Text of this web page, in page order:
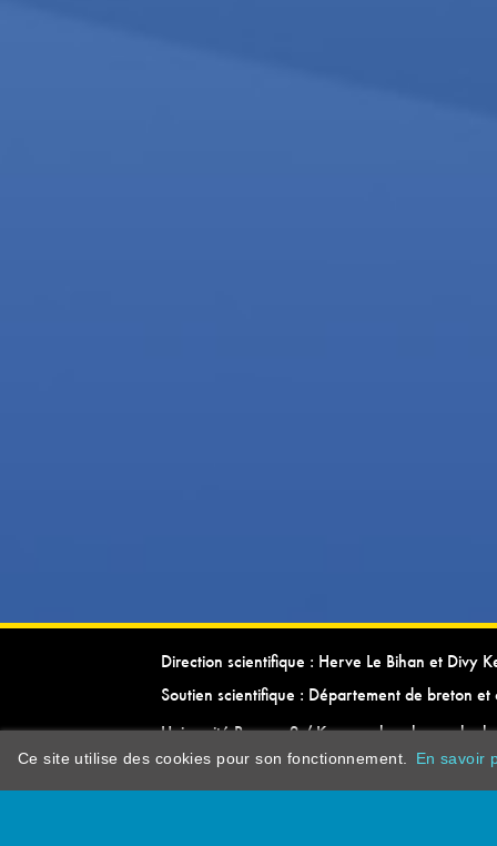
Direction scientifique : Herve Le Bihan et Divy
Soutien scientifique : Département de breton et
Université Rennes 2 / Kevrenn brezhoneg ha
Ce site utilise des cookies pour son fonctionnement. En savoir